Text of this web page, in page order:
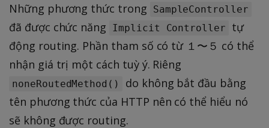
Những phương thức trong SampleController
đã được chức năng Implicit Controller
tự
động routing. Phần tham số có từ １〜５ có thể
nhận giá trị một cách tuỳ ý. Riêng
noneRoutedMethod()
do không bắt đầu bằng
tên phương thức của HTTP nên có thể hiểu nó
sẽ không được routing.